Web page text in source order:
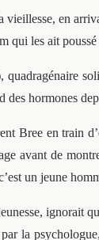
en
qui les ait
hormones
Bree en train
avant de
un jeune
ignorait
par la